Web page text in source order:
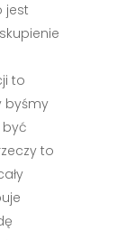
jest
to
byśmy
być
to